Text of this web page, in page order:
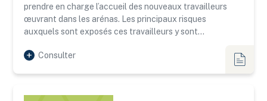
prendre en charge l’accueil des nouveaux travailleurs
œuvrant dans les arénas. Les principaux risques
auxquels sont exposés ces travailleurs y sont…
Consulter
Outils